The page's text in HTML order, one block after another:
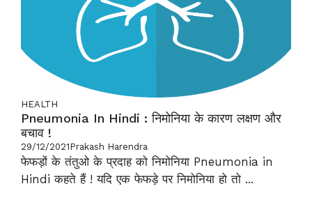
HEALTH
Pneumonia In Hindi : निमोनिया के कारण लक्षण और
बचाव !
29/12/2021Prakash Harendra
फेफड़ों के तंतुओ के प्रदाह को निमोनिया Pneumonia in
Hindi कहते हैं ! यदि एक फेफड़े पर निमोनिया हो तो ...